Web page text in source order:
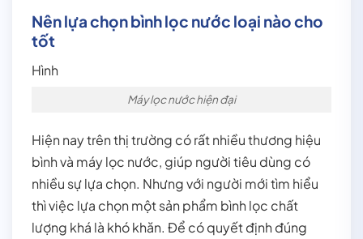
Nên lựa chọn bình lọc nước loại nào cho
tốt
Hình
Máy lọc nước hiện đại
Hiện nay trên thị trường có rất nhiều thương hiệu
bình và máy lọc nước, giúp người tiêu dùng có
nhiều sự lựa chọn. Nhưng với người mới tìm hiểu
thì việc lựa chọn một sản phẩm bình lọc chất
lượng khá là khó khăn. Để có quyết định đúng